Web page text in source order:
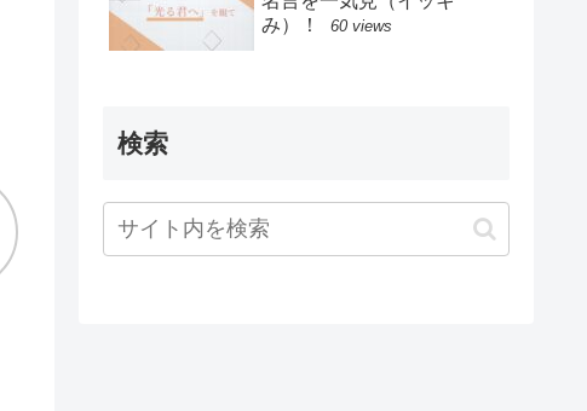
み）！
60 views
検索